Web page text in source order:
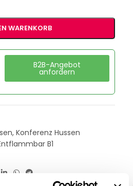
WARENKORB
B2B-Angebot
anfordern
, Konferenz Hussen
B1